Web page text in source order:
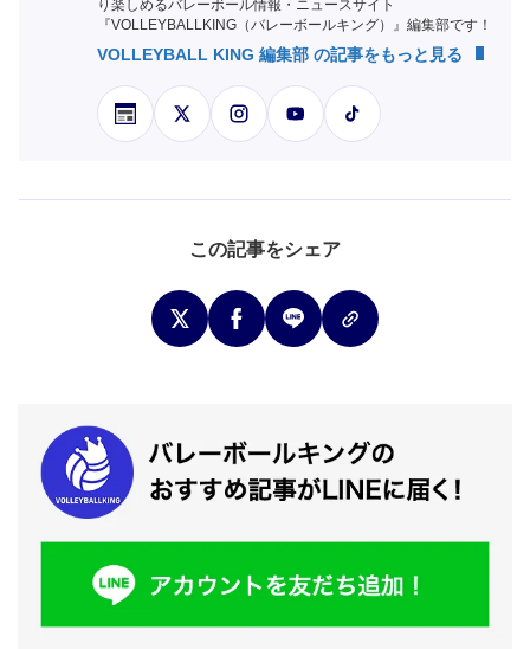
り楽しめるバレーボール情報・ニュースサイト
『VOLLEYBALLKING（バレーボールキング）』編集部です！
VOLLEYBALL KING 編集部 の記事をもっと見る
この記事をシェア